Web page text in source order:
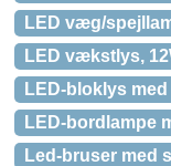
LED væg/
LED vækstlys,
LED-bloklys
LED-bordlampe
Led-bruser med